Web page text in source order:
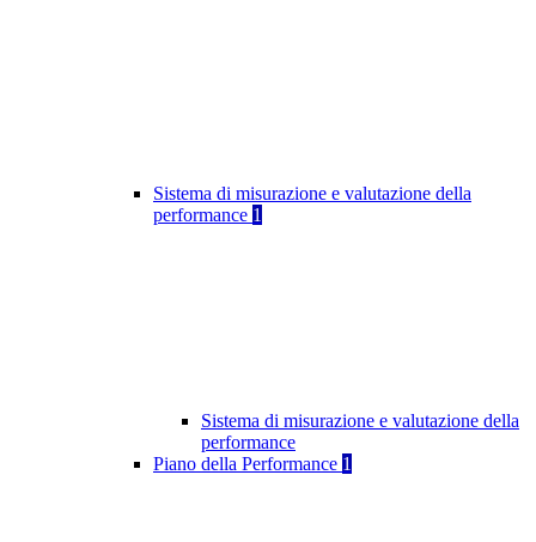
Sistema di misurazione e valutazione della
performance 1
Sistema di misurazione e valutazione della
performance
Piano della Performance 1